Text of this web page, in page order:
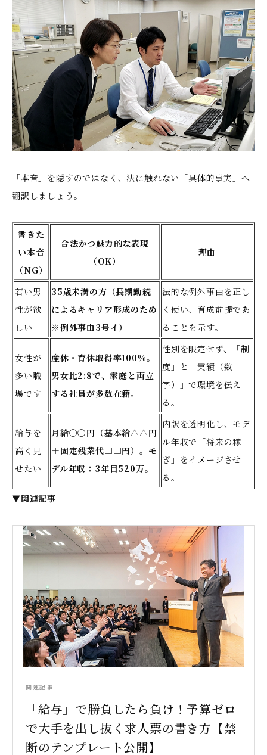
「本音」を隠すのではなく、法に触れない「具体的事実」へ
翻訳しましょう。
書きた
い本音
（NG）
合法かつ魅力的な表現
（OK）
理由
若い男
性が欲
しい
35歳未満の方（長期勤続
によるキャリア形成のため
※例外事由3号イ）
法的な例外事由を正し
く使い、育成前提であ
ることを示す。
女性が
多い職
場です
産休・育休取得率100%。
男女比2:8で、家庭と両立
する社員が多数在籍。
性別を限定せず、「制
度」と「実績（数
字）」で環境を伝え
る。
給与を
高く見
せたい
月給〇〇円（基本給△△円
＋固定残業代□□円）。モ
デル年収：3年目520万。
内訳を透明化し、モデ
ル年収で「将来の稼
ぎ」をイメージさせ
る。
▼関連記事
関連記事
「給与」で勝負したら負け！予算ゼロ
で大手を出し抜く求人票の書き方【禁
断のテンプレート公開】